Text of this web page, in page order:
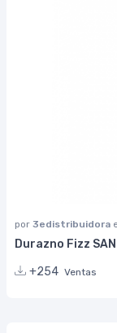
por 3edistribuidora
Durazno Fizz
+254 Ventas